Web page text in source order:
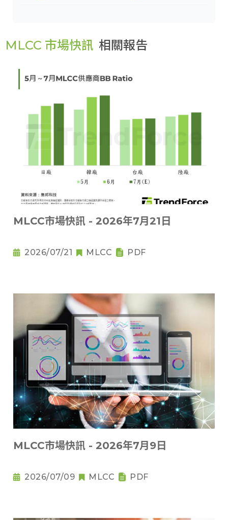
MLCC 市場快訊 相關報告
MLCC市場快訊 - 2026年7月21日
2026/07/21 MLCC PDF
MLCC市場快訊 - 2026年7月9日
2026/07/09 MLCC PDF